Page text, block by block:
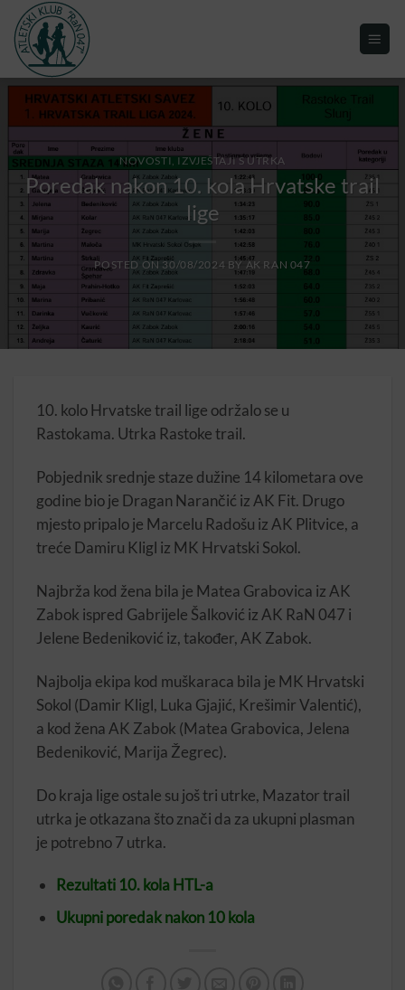
NOVOSTI, IZVJEŠTAJI S UTRKA
Poredak nakon 10. kola Hrvatske trail
lige
POSTED ON 30/08/2024 BYAK RAN 047
10. kolo Hrvatske trail lige održalo se u
Rastokama. Utrka Rastoke trail.
Pobjednik srednje staze dužine 14 kilometara ove
godine bio je Dragan Narančić iz AK Fit. Drugo
mjesto pripalo je Marcelu Radošu iz AK Plitvice, a
treće Damiru Kligl iz MK Hrvatski Sokol.
Najbrža kod žena bila je Matea Grabovica iz AK
Zabok ispred Gabrijele Šalković iz AK RaN 047 i
Jelene Bedeniković iz, također, AK Zabok.
Najbolja ekipa kod muškaraca bila je MK Hrvatski
Sokol (Damir Kligl, Luka Gjajić, Krešimir Valentić),
a kod žena AK Zabok (Matea Grabovica, Jelena
Bedeniković, Marija Žegrec).
Do kraja lige ostale su još tri utrke, Mazator trail
utrka je otkazana što znači da za ukupni plasman
je potrebno 7 utrka.
Rezultati 10. kola HTL-a
Ukupni poredak nakon 10 kola